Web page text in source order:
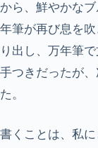
から、鮮やかな
年筆が再び息を
り出し、万年筆
手つきだったが
た。
書くことは、私